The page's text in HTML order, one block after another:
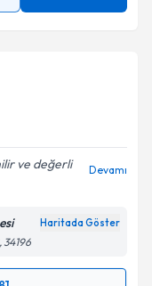
ve değerli
Devamı
Haritada Göster
34196